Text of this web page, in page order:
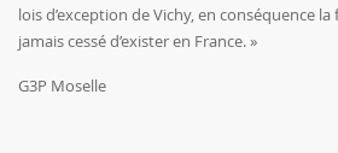
lois d’exception de Vichy, en conséquence la
jamais cessé d’exister en France. »
G3P Moselle